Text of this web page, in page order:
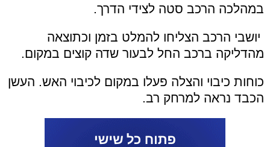
במהלכה הרכב סטה לצידי הדרך.
יושבי הרכב הצליחו להמלט בזמן וכתוצאה
מהדליקה ברכב החל לבעור שדה קוצים במקום.
כוחות כיבוי והצלה פעלו במקום לכיבוי האש. העשן
הכבד נראה למרחק רב.